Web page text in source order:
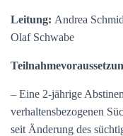
Leitung: Andrea
Olaf Schwabe
– Eine 2-jährige
verhaltensbezogenen
seit Änderung des